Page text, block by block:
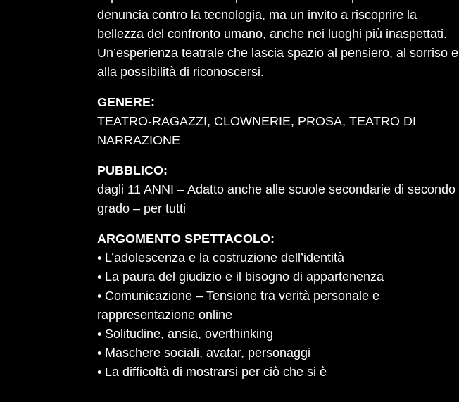
denuncia contro la tecnologia, ma un invito a riscoprire la
bellezza del confronto umano, anche nei luoghi più inaspettati.
Un’esperienza teatrale che lascia spazio al pensiero, al sorriso e
alla possibilità di riconoscersi.
GENERE:
TEATRO-RAGAZZI, CLOWNERIE, PROSA, TEATRO DI
NARRAZIONE
PUBBLICO:
dagli 11 ANNI – Adatto anche alle scuole secondarie di secondo
grado – per tutti
ARGOMENTO SPETTACOLO:
• L’adolescenza e la costruzione dell’identità
• La paura del giudizio e il bisogno di appartenenza
• Comunicazione – Tensione tra verità personale e
rappresentazione online
• Solitudine, ansia, overthinking
• Maschere sociali, avatar, personaggi
• La difficoltà di mostrarsi per ciò che si è